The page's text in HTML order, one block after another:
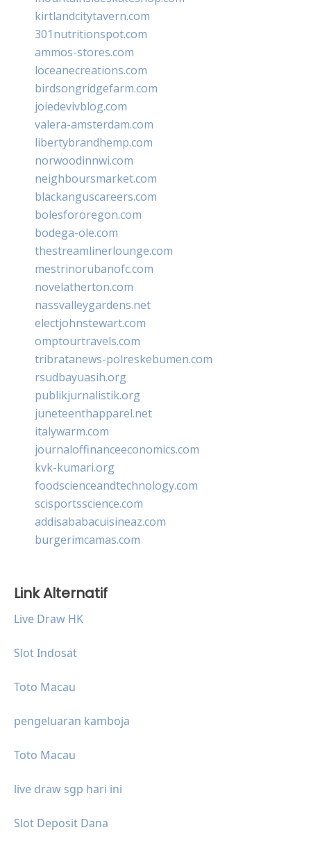
kirtlandcitytavern.com
301nutritionspot.com
ammos-stores.com
loceanecreations.com
birdsongridgefarm.com
joiedevivblog.com
valera-amsterdam.com
libertybrandhemp.com
norwoodinnwi.com
neighboursmarket.com
blackanguscareers.com
bolesfororegon.com
bodega-ole.com
thestreamlinerlounge.com
mestrinorubanofc.com
novelatherton.com
nassvalleygardens.net
electjohnstewart.com
omptourtravels.com
tribratanews-polreskebumen.com
rsudbayuasih.org
publikjurnalistik.org
juneteenthapparel.net
italywarm.com
journaloffinanceeconomics.com
kvk-kumari.org
foodscienceandtechnology.com
scisportsscience.com
addisababacuisineaz.com
burgerimcamas.com
Link Alternatif
Live Draw HK
Slot Indosat
Toto Macau
pengeluaran kamboja
Toto Macau
live draw sgp hari ini
Slot Deposit Dana